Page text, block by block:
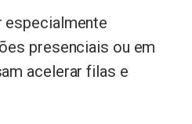
especialmente
presenciais ou em
acelerar filas e